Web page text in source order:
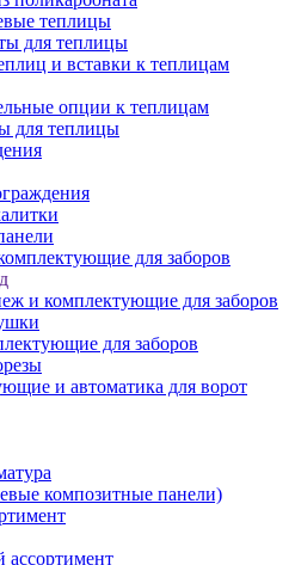
теплицы
для теплицы
и вставки к теплицам
опции к теплицам
для теплицы
для заборов
и комплектующие для заборов
для заборов
и автоматика для ворот
композитные панели)
ассортимент